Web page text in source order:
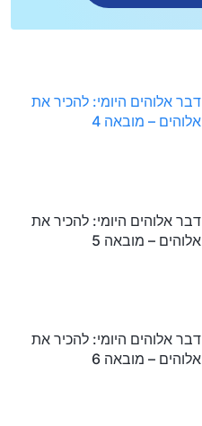
דבר אלוהים היומי: להכיר את
אלוהים – מובאה 4
דבר אלוהים היומי: להכיר את
אלוהים – מובאה 5
דבר אלוהים היומי: להכיר את
אלוהים – מובאה 6